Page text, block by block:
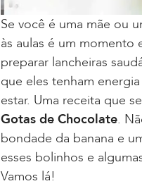
Se você é uma mãe ou
às aulas é um
preparar lancheiras
que eles tenham
estar. Uma receita que
Gotas de Chocolate.
bondade da banana e
esses bolinhos e
Vamos lá!